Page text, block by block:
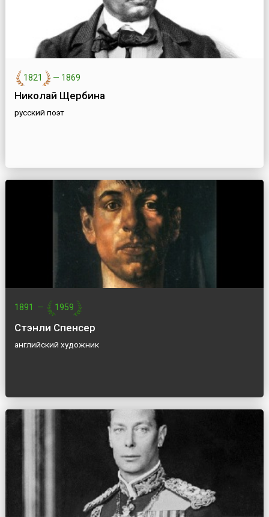
1821 — 1869
Николай Щербина
русский поэт
1891 — 1959
Стэнли Спенсер
английский художник